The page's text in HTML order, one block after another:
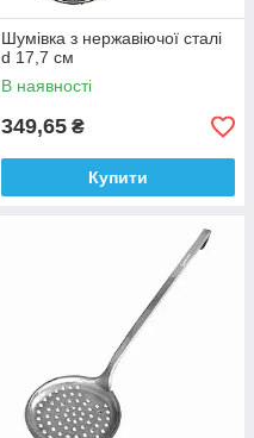
Шумівка з нержавіючої сталі
d 17,7 см
В наявності
349,65 ₴
Купити